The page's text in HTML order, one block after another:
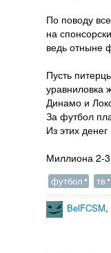
По поводу
на
ведь отныне
Пусть
Динамо и
За футбол
Из этих
Миллиона 2-
футбол тв
BelFCSM,